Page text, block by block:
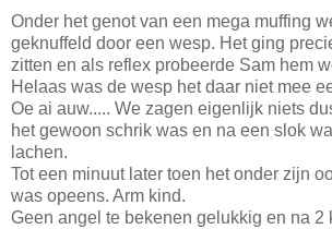
Onder het genot van een mega muffing
geknuffeld door een wesp. Het ging
zitten en als reflex probeerde Sam hem
Helaas was de wesp het daar niet mee
Oe ai auw..... We zagen eigenlijk niets
het gewoon schrik was en na een slok
lachen.
Tot een minuut later toen het onder zijn
was opeens. Arm kind.
Geen angel te bekenen gelukkig en na 2